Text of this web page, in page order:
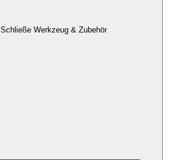
Schließe Werkzeug & Zubehör